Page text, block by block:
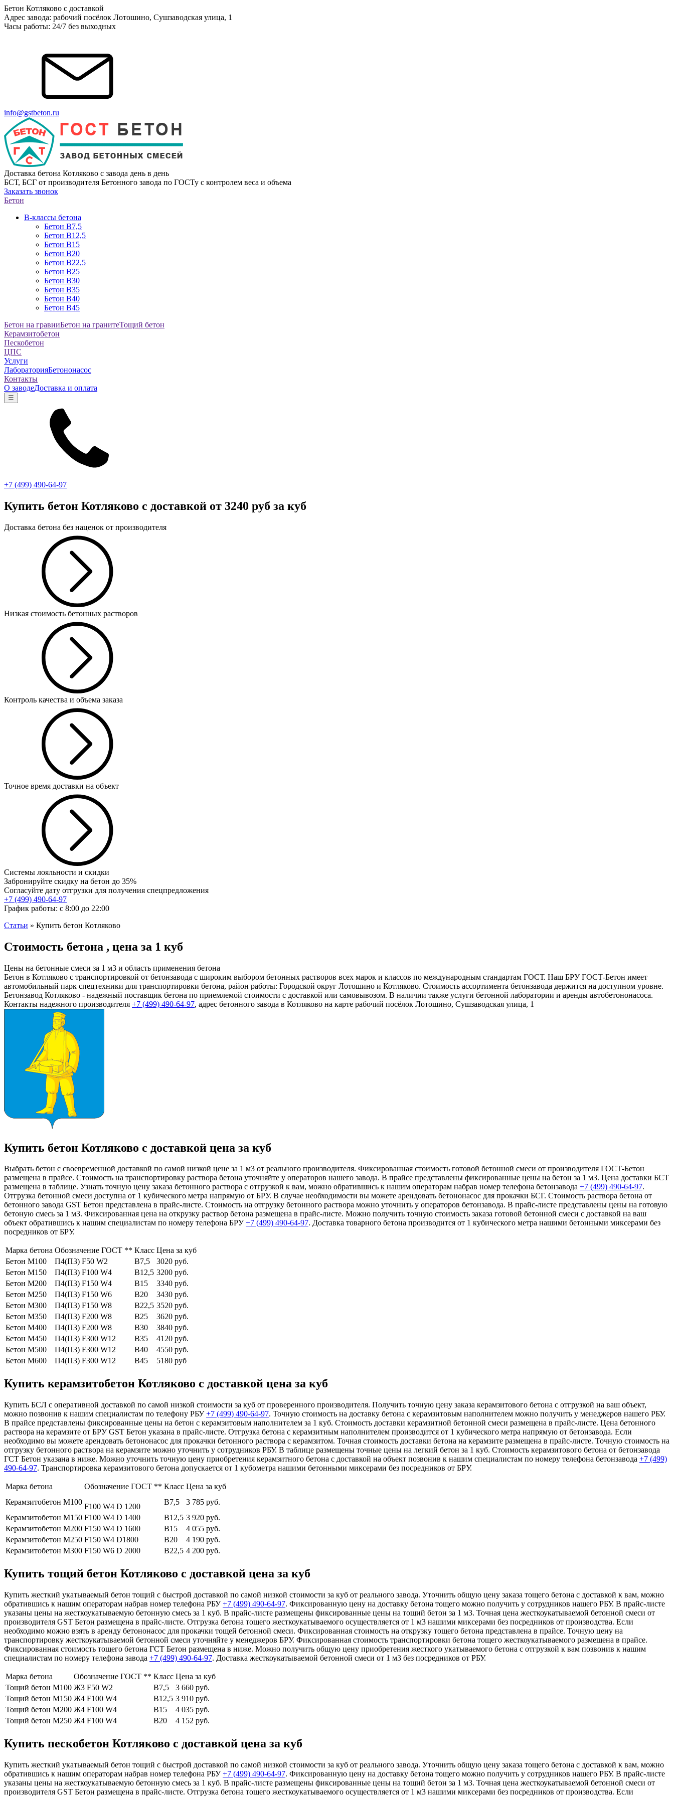
Бетон Котляково с доставкой
Адрес завода: рабочий посёлок Лотошино, Сушзаводская улица, 1
Часы работы: 24/7 без выходных
info@gstbeton.ru
Доставка бетона Котляково с завода день в день
БСТ, БСГ от производителя Бетонного завода по ГОСТу с контролем веса и объема
Заказать звонок
Бетон
В-классы бетона
Бетон B7,5
Бетон B12,5
Бетон B15
Бетон B20
Бетон B22,5
Бетон B25
Бетон B30
Бетон B35
Бетон B40
Бетон B45
Бетон на гравииБетон на гранитеТощий бетон
Керамзитобетон
Пескобетон
ЦПС
Услуги
ЛабораторияБетононасос
Контакты
О заводеДоставка и оплата
☰
+7 (499) 490-64-97
Купить бетон Котляково с доставкой от 3240 руб за куб
Доставка бетона без наценок от производителя
Низкая стоимость бетонных растворов
Контроль качества и объема заказа
Точное время доставки на объект
Системы лояльности и скидки
Забронируйте скидку на бетон до 35%
Согласуйте дату отгрузки для получения спецпредложения
+7 (499) 490-64-97
График работы: с 8:00 до 22:00
Статьи » Купить бетон Котляково
Стоимость бетона , цена за 1 куб
Цены на бетонные смеси за 1 м3 и область применения бетона
Бетон в Котляково с транспортировкой от бетонзавода с широким выбором бетонных растворов всех марок и классов по международным стандартам ГОСТ. Наш БРУ ГОСТ-Бетон имеет
автомобильный парк спецтехники для транспортировки бетона, район работы: Городской округ Лотошино и Котляково. Стоимость ассортимента бетонзавода держится на доступном уровне.
Бетонзавод Котляково - надежный поставщик бетона по приемлемой стоимости с доставкой или самовывозом. В наличии также услуги бетонной лаборатории и аренды автобетононасоса.
Контакты надежного производителя +7 (499) 490-64-97, адрес бетонного завода в Котляково на карте рабочий посёлок Лотошино, Сушзаводская улица, 1
Купить бетон Котляково с доставкой цена за куб
Выбрать бетон с своевременной доставкой по самой низкой цене за 1 м3 от реального производителя. Фиксированная стоимость готовой бетонной смеси от производителя ГОСТ-Бетон
размещена в прайсе. Стоимость на транспортировку раствора бетона уточняйте у операторов нашего завода. В прайсе представлены фиксированные цены на бетон за 1 м3. Цена доставки БСТ
размещена в таблице. Узнать точную цену заказа бетонного раствора с отгрузкой к вам, можно обратившись к нашим операторам набрав номер телефона бетонзавода +7 (499) 490-64-97.
Отгрузка бетонной смеси доступна от 1 кубического метра напрямую от БРУ. В случае необходимости вы можете арендовать бетононасос для прокачки БСГ. Стоимость раствора бетона от
бетонного завода GST Бетон представлена в прайс-листе. Стоимость на отгрузку бетонного раствора можно уточнить у операторов бетонзавода. В прайс-листе представлены цены на готовую
бетоную смесь за 1 м3. Фиксированная цена на открузку раствор бетона размещена в прайс-листе. Можно получить точную стоимость заказа готовой бетонной смеси с доставкой на ваш
объект обратившись к нашим специалистам по номеру телефона БРУ+7 (499) 490-64-97. Доставка товарного бетона производится от 1 кубического метра нашими бетонными миксерами без
посредников от БРУ.
Марка бетона Обозначение ГОСТ ** Класс Цена за куб
Бетон М100
П4(П3) F50 W2 В7,5
3020 руб.
Бетон М150
П4(П3) F100 W4 В12,5 3200 руб.
Бетон М200
П4(П3) F150 W4 В15
3340 руб.
Бетон М250
П4(П3) F150 W6 В20
3430 руб.
Бетон М300
П4(П3) F150 W8 В22,5 3520 руб.
Бетон М350
П4(П3) F200 W8 В25
3620 руб.
Бетон М400
П4(П3) F200 W8 В30
3840 руб.
Бетон М450
П4(П3) F300 W12 В35
4120 руб.
Бетон М500
П4(П3) F300 W12 В40
4550 руб.
Бетон М600
П4(П3) F300 W12 В45 5180 руб
Купить керамзитобетон Котляково с доставкой цена за куб
Купить БСЛ с оперативной доставкой по самой низкой стоимости за куб от проверенного производителя. Получить точную цену заказа керамзитового бетона с отгрузкой на ваш объект,
можно позвонив к нашим специалистам по телефону РБУ+7 (499) 490-64-97. Точную стоимость на доставку бетона с керамзитовым наполнителем можно получить у менеджеров нашего РБУ.
В прайсе представлены фиксированные цены на бетон с керамзитовым наполнителем за 1 куб. Стоимость доставки керамзитной бетонной смеси размещена в прайс-листе. Цена бетонного
раствора на керамзите от БРУ GST Бетон указана в прайс-листе. Отгрузка бетона с керамзитным наполнителем производится от 1 кубического метра напрямую от бетонзавода. Если
необходимо вы можете арендовать бетононасос для прокачки бетонного раствора с керамзитом. Точная стоимость доставки бетона на керамзите размещена в прайс-листе. Точную стоимость на
отгрузку бетонного раствора на керамзите можно уточнить у сотрудников РБУ. В таблице размещены точные цены на легкий бетон за 1 куб. Стоимость керамзитового бетона от бетонзавода
ГСТ Бетон указана в ниже. Можно уточнить точную цену приобретения керамзитного бетона с доставкой на объект позвонив к нашим специалистам по номеру телефона бетонзавода +7 (499)
490-64-97. Транспортировка керамзитового бетона допускается от 1 кубометра нашими бетонными миксерами без посредников от БРУ.
Марка бетона Обозначение ГОСТ ** Класс Цена за куб
Керамзитобетон М100
F100 W4 D 1200
В7,5
3 785 руб.
Керамзитобетон М150 F100 W4 D 1400 В12,5 3 920 руб.
Керамзитобетон М200 F150 W4 D 1600 В15
4 055 руб.
Керамзитобетон М250 F150 W4 D1800 В20
4 190 руб.
Керамзитобетон М300 F150 W6 D 2000 В22,5 4 200 руб.
Купить тощий бетон Котляково с доставкой цена за куб
Купить жесткий укатываемый бетон тощий с быстрой доставкой по самой низкой стоимости за куб от реального завода. Уточнить общую цену заказа тощего бетона с доставкой к вам, можно
обратившись к нашим операторам набрав номер телефона РБУ+7 (499) 490-64-97. Фиксированную цену на доставку бетона тощего можно получить у сотрудников нашего РБУ. В прайс-листе
указаны цены на жесткоукатываемую бетонную смесь за 1 куб. В прайс-листе размещены фиксированные цены на тощий бетон за 1 м3. Точная цена жесткоукатываемой бетонной смеси от
производителя GST Бетон размещена в прайс-листе. Отгрузка бетона тощего жесткоукатываемого осуществляется от 1 м3 нашими миксерами без посредников от производства. Если
необходимо можно взять в аренду бетононасос для прокачки тощей бетонной смеси. Фиксированная стоимость на открузку тощего бетона представлена в прайсе. Точную цену на
транспортировку жесткоукатываемой бетонной смеси уточняйте у менеджеров БРУ. Фиксированная стоимость транспортировки бетона тощего жесткоукатываемого размещена в прайсе.
Фиксированная стоимость тощего бетона ГСТ Бетон размещена в ниже. Можно получить общую цену приобретения жесткого укатываемого бетона с отгрузкой к вам позвонив к нашим
специалистам по номеру телефона завода +7 (499) 490-64-97. Доставка жесткоукатываемой бетонной смеси от 1 м3 без посредников от РБУ.
Марка бетона Обозначение ГОСТ ** Класс Цена за куб
Тощий бетон М100 Ж3 F50 W2 В7,5
3 660 руб.
Тощий бетон М150 Ж4 F100 W4 В12,5 3 910 руб.
Тощий бетон М200 Ж4 F100 W4 В15
4 035 руб.
Тощий бетон М250 Ж4 F100 W4 В20 4 152 руб.
Купить пескобетон Котляково с доставкой цена за куб
Купить жесткий укатываемый бетон тощий с быстрой доставкой по самой низкой стоимости за куб от реального завода. Уточнить общую цену заказа тощего бетона с доставкой к вам, можно
обратившись к нашим операторам набрав номер телефона РБУ+7 (499) 490-64-97. Фиксированную цену на доставку бетона тощего можно получить у сотрудников нашего РБУ. В прайс-листе
указаны цены на жесткоукатываемую бетонную смесь за 1 куб. В прайс-листе размещены фиксированные цены на тощий бетон за 1 м3. Точная цена жесткоукатываемой бетонной смеси от
производителя GST Бетон размещена в прайс-листе. Отгрузка бетона тощего жесткоукатываемого осуществляется от 1 м3 нашими миксерами без посредников от производства. Если